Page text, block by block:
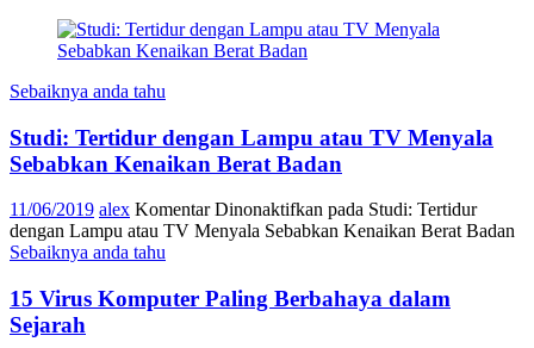
Sebaiknya anda tahu
Studi: Tertidur dengan Lampu atau TV Menyala
Sebabkan Kenaikan Berat Badan
11/06/2019 alex Komentar Dinonaktifkan pada Studi: Tertidur
dengan Lampu atau TV Menyala Sebabkan Kenaikan Berat Badan
Sebaiknya anda tahu
15 Virus Komputer Paling Berbahaya dalam
Sejarah